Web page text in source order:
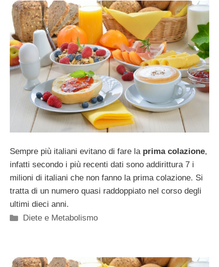
Sempre più italiani evitano di fare la prima colazione,
infatti secondo i più recenti dati sono addirittura 7 i
milioni di italiani che non fanno la prima colazione. Si
tratta di un numero quasi raddoppiato nel corso degli
ultimi dieci anni.
Categorie
Diete e Metabolismo